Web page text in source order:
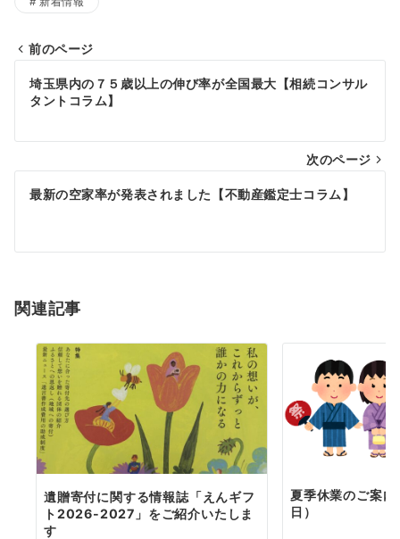
投
稿
ナ
ビ
ゲ
シ
ン
前のページ
埼玉県内の７５歳以上の伸び率が全国最大【相続コンサル
タントコラム】
次のページ
最新の空家率が発表されました【不動産鑑定士コラム】
関連記事
遺贈寄付に関する情報誌「えんギフ
ト2026-2027」をご紹介いたしま
す
夏季休業のご案
日）